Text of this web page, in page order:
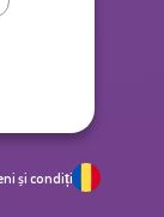
și condiții